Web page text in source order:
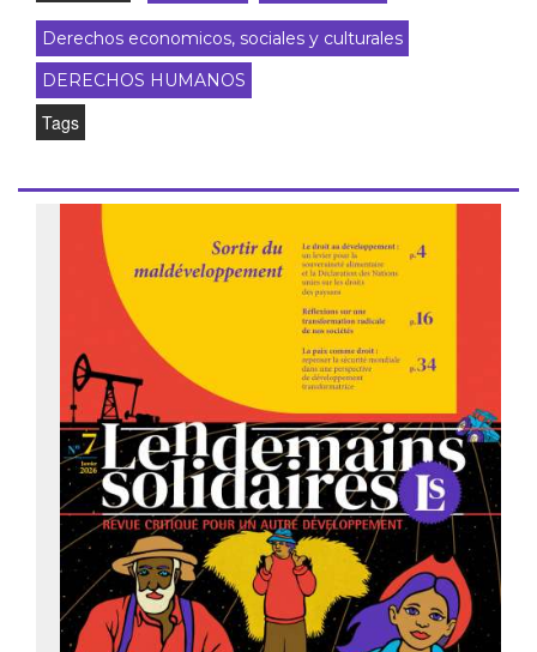
Derechos economicos, sociales y culturales
DERECHOS HUMANOS
Tags